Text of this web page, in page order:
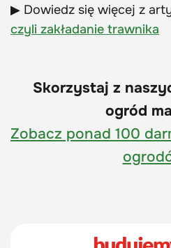
▶ Dowiedz się więcej z
czyli zakładanie trawnika
Skorzystaj z
ogród
Zobacz ponad 100